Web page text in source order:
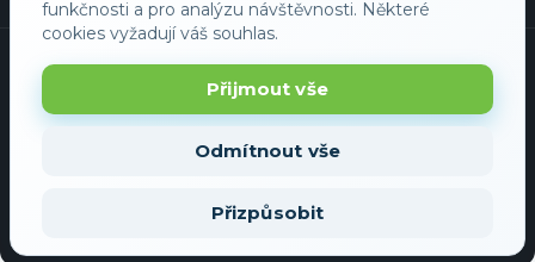
funkčnosti a pro analýzu návštěvnosti. Některé
cookies vyžadují váš souhlas.
Přijmout vše
Odmítnout vše
Přizpůsobit